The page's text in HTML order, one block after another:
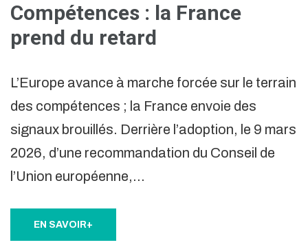
Compétences : la France
prend du retard
L’Europe avance à marche forcée sur le terrain
des compétences ; la France envoie des
signaux brouillés. Derrière l’adoption, le 9 mars
2026, d’une recommandation du Conseil de
l’Union européenne,…
EN SAVOIR+